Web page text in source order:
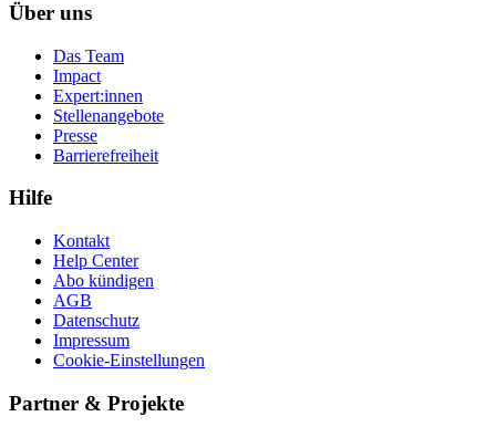
Über uns
Das Team
Impact
Expert:innen
Stellenangebote
Presse
Barrierefreiheit
Hilfe
Kontakt
Help Center
Abo kündigen
AGB
Datenschutz
Impressum
Cookie-Einstellungen
Partner & Projekte